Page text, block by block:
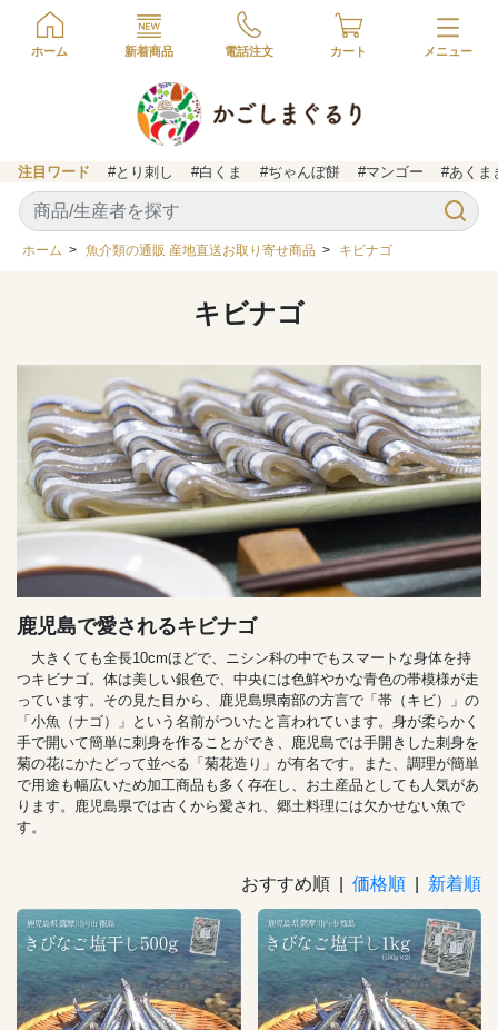
ホーム 新着商品 電話注文 カート
注目ワード #とり刺し #白くま #ぢゃんぼ餅 #マンゴー #あくま
ホーム > 魚介類の通販 産地直送お取り寄せ商品 > キビナゴ
キビナゴ
鹿児島で愛されるキビナゴ
大きくても全長10cmほどで、ニシン科の中でもスマートな身体を持
つキビナゴ。体は美しい銀色で、中央には色鮮やかな青色の帯模様が走
っています。その見た目から、鹿児島県南部の方言で「帯（キビ）」の
「小魚（ナゴ）」という名前がついたと言われています。身が柔らかく
手で開いて簡単に刺身を作ることができ、鹿児島では手開きした刺身を
菊の花にかたどって並べる「菊花造り」が有名です。また、調理が簡単
で用途も幅広いため加工商品も多く存在し、お土産品としても人気があ
ります。鹿児島県では古くから愛され、郷土料理には欠かせない魚で
す。
おすすめ順 | 価格順 新着順